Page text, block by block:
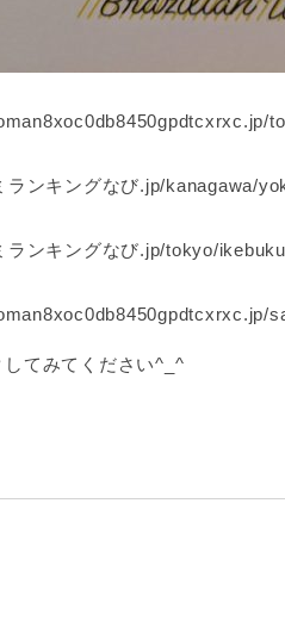
ランキングなび.jp/kanagawa/
ランキングなび.jp/tokyo/
てみてください^_^